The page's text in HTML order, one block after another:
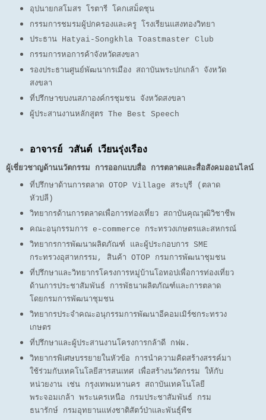
อุปนายกสโมสร โรตารี โคกเสม็ดชุน
กรรมการชมรมผู้ปกครองและครู โรงเรียนแสงทองวิทยา
ประธาน Hatyai-Songkhla Toastmaster Club
กรรมการหอการค้าจังหวัดสงขลา
รองประธานศูนย์พัฒนากรเมือง สถาบันพระปกเกล้า จังหวัด
สงขลา
ที่ปรึกษาขบงนสภาองค์กรชุมชน จังหวัดสงขลา
ผู้ประสานงานหลักสูตร The Best Speech
อาจารย์ วสันต์ เวียนรุ่งเรือง
ผู้เชี่ยวชาญด้านนวัตกรรม การออกแบบสื่อ การตลาดและสื่อสังคมออนไลน์
ที่ปรึกษาด้านการตลาด OTOP Village สระบุรี (ตลาด
หัวปลี)
วิทยากรด้านการตลาดเพื่อการท่องเที่ยว สถาบันคุณวุฒิวิชาชีพ
คณะอนุกรรมการ e-commerce กระทรวงเกษตรและสหกรณ์
วิทยากรการพัฒนาผลิตภัณฑ์ และผู้ประกอบการ SME
กระทรวงอุสาหกรรม, สินค้า OTOP กรมการพัฒนาชุมชน
ที่ปรึกษาและวิทยากรโครงการหมู่บ้านโอทอปเพื่อการท่องเที่ยว
ด้านการประชาสัมพันธ์ การพัธนาผลิตภัณฑ์และการตลาด
โดยกรมการพัฒนาชุมชน
วิทยากรประจำคณะอนุกรรมการพัฒนาอีคอมเมิร์ซกระทรวง
เกษตร
ที่ปรึกษาและผู้ประสานงานโครงการกล้าดี กฟผ.
วิทยากรพิเศษบรรยายในหัวข้อ การนำความคิดสร้างสรรค์มา
ใช้ร่วมกับเทคโนโลยีสารสนเทศ เพื่อสร้างนวัตกรรม ให้กับ
หน่วยงาน เช่น กรุงเทพมหานคร สถาบันเทคโนโลยี
พระจอมเกล้า พระนครเหนือ กรมประชาสัมพันธ์ กรม
ธนารักษ์ กรมอุทยานแห่งชาติสัตว์ป่าและพันธุ์พืช